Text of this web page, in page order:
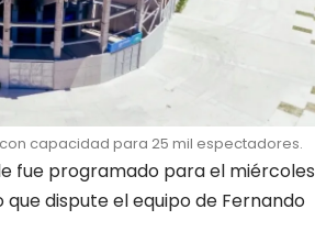
capacidad para 25 mil espectadores.
fue programado para el miércoles
dispute el equipo de Fernando